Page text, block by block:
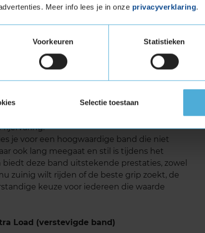
Meer info lees je in onze privacyverklaring.
Voorkeuren Statistieken
Selectie toestaan
de ANWB en ADAC bevestigen dat de ECO
als het gaat om kilometerprestaties. Door
van banden te wisselen, wat kosten
en moderne productietechnieken heeft
geluidsniveau. Dit zorgt voor meer
verschillende onafhankelijke tests blijft het
binnen de norm, wat betekent dat je
rijervaring.
je voor een hoogwaardige band die niet
ook lang meegaat en stil is tijdens het
deze band uitstekende prestaties, zowel
zuinig wilt rijden of de beste grip zoekt, de
keuze voor iedereen die waarde
Load (verstevigde band)